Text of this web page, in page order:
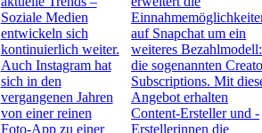
Soziale Medien
entwickeln sich
kontinuierlich weiter.
Auch Instagram hat
sich in den
vergangenen Jahren
von einer reinen
Foto-App zu einer
auf Snapchat um ein
weiteres Bezahlmodell:
die sogenannten
Subscriptions. Mit
Angebot erhalten
Content-Ersteller und -
Erstellerinnen die